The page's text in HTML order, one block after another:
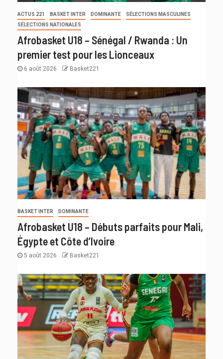
ACTUS 221 BASKET INTER DOMINANTE
SÉLECTIONS MASCULINES
SÉLECTIONS NATIONALES
Afrobasket U18 – Sénégal / Rwanda : Un
premier test pour les Lionceaux
6 août 2026 Basket221
BASKET INTER DOMINANTE
Afrobasket U18 – Débuts parfaits pour Mali,
Égypte et Côte d’Ivoire
5 août 2026 Basket221